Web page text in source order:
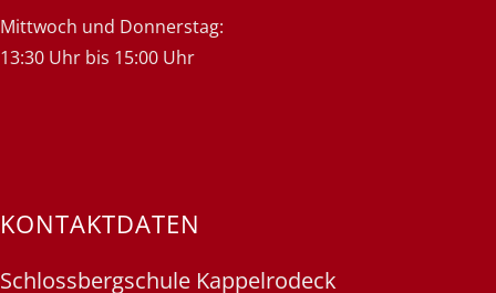
Mittwoch und Donnerstag:
13:30 Uhr bis 15:00 Uhr
KONTAKTDATEN
Schlossbergschule Kappelrodeck